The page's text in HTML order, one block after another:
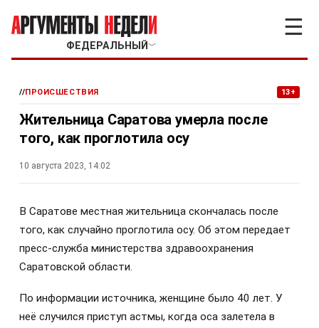
ФЕДЕРАЛЬНЫЙ ﹀
☰
//ПРОИСШЕСТВИЯ 13+
Жительница Саратова умерла после
того, как проглотила осу
10 августа 2023, 14:02
В Саратове местная жительница скончалась после
того, как случайно проглотила осу. Об этом передает
пресс-служба министерства здравоохранения
Саратовской области.
По информации источника, женщине было 40 лет. У
неё случился приступ астмы, когда оса залетела в